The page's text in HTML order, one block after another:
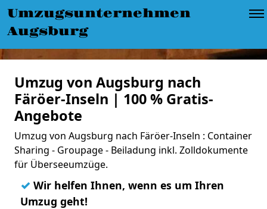
Umzugsunternehmen
Augsburg
Umzug von Augsburg nach
Färöer-Inseln | 100 % Gratis-
Angebote
Umzug von Augsburg nach Färöer-Inseln : Container
Sharing - Groupage - Beiladung inkl. Zolldokumente
für Überseeumzüge.
✓ Wir helfen Ihnen, wenn es um Ihren
Umzug geht!